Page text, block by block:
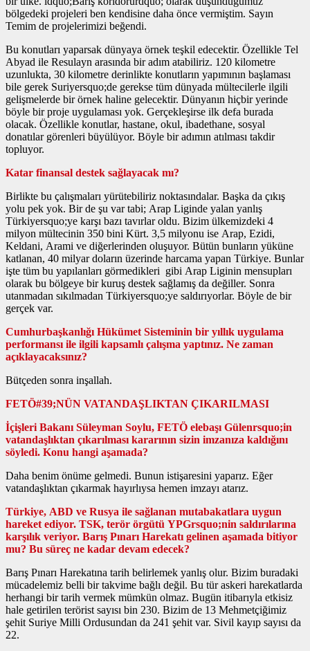
bölgedeki projeleri ben kendisine daha önce vermiştim. Sayın
Temim de projelerimizi beğendi.
Bu konutları yaparsak dünyaya örnek teşkil edecektir. Özellikle Tel
Abyad ile Resulayn arasında bir adım atabiliriz. 120 kilometre
uzunlukta, 30 kilometre derinlikte konutların yapımının başlaması
bile gerek Suriyersquo;de gerekse tüm dünyada mültecilerle ilgili
gelişmelerde bir örnek haline gelecektir. Dünyanın hiçbir yerinde
böyle bir proje uygulaması yok. Gerçekleşirse ilk defa burada
olacak. Özellikle konutlar, hastane, okul, ibadethane, sosyal
donatılar görenleri büyülüyor. Böyle bir adımın atılması takdir
topluyor.
Katar finansal destek sağlayacak mı?
Birlikte bu çalışmaları yürütebiliriz noktasındalar. Başka da çıkış
yolu pek yok. Bir de şu var tabi; Arap Liginde yalan yanlış
Türkiyersquo;ye karşı bazı tavırlar oldu. Bizim ülkemizdeki 4
milyon mültecinin 350 bini Kürt. 3,5 milyonu ise Arap, Ezidi,
Keldani, Arami ve diğerlerinden oluşuyor. Bütün bunların yüküne
katlanan, 40 milyar doların üzerinde harcama yapan Türkiye. Bunlar
işte tüm bu yapılanları görmedikleri gibi Arap Liginin mensupları
olarak bu bölgeye bir kuruş destek sağlamış da değiller. Sonra
utanmadan sıkılmadan Türkiyersquo;ye saldırıyorlar. Böyle de bir
gerçek var.
Cumhurbaşkanlığı Hükümet Sisteminin bir yıllık uygulama
performansı ile ilgili kapsamlı çalışma yaptınız. Ne zaman
açıklayacaksınız?
Bütçeden sonra inşallah.
FETÖ#39;NÜN VATANDAŞLIKTAN ÇIKARILMASI
İçişleri Bakanı Süleyman Soylu, FETÖ elebaşı Gülenrsquo;in
vatandaşlıktan çıkarılması kararının sizin imzanıza kaldığını
söyledi. Konu hangi aşamada?
Daha benim önüme gelmedi. Bunun istişaresini yaparız. Eğer
vatandaşlıktan çıkarmak hayırlıysa hemen imzayı atarız.
Türkiye, ABD ve Rusya ile sağlanan mutabakatlara uygun
hareket ediyor. TSK, terör örgütü YPGrsquo;nin saldırılarına
karşılık veriyor. Barış Pınarı Harekatı gelinen aşamada bitiyor
mu? Bu süreç ne kadar devam edecek?
Barış Pınarı Harekatına tarih belirlemek yanlış olur. Bizim buradaki
mücadelemiz belli bir takvime bağlı değil. Bu tür askeri harekatlarda
herhangi bir tarih vermek mümkün olmaz. Bugün itibarıyla etkisiz
hale getirilen terörist sayısı bin 230. Bizim de 13 Mehmetçiğimiz
şehit Suriye Milli Ordusundan da 241 şehit var. Sivil kayıp sayısı da
22.